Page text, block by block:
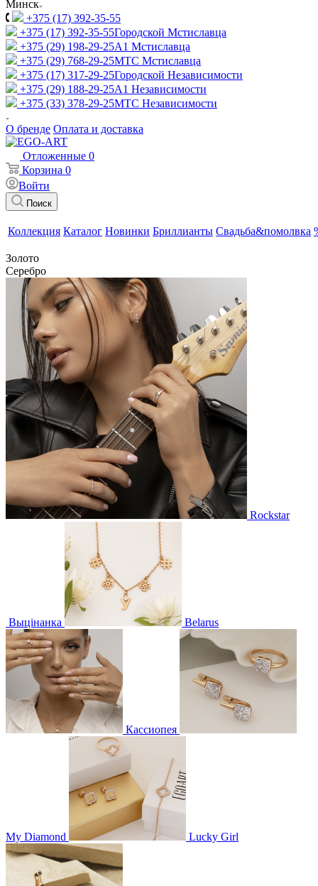
Минск
+375 (17) 392-35-55
+375 (17) 392-35-55Городской Мстиславца
+375 (29) 198-29-25A1 Мстиславца
+375 (29) 768-29-25МТС Мстиславца
+375 (17) 317-29-25Городской Независимости
+375 (29) 188-29-25A1 Независимости
+375 (33) 378-29-25МТС Независимости
О бренде Оплата и доставка
Отложенные 0
Корзина 0
Войти
Поиск
Коллекция Каталог Новинки Бриллианты Свадьба&помолвка
Золото
Серебро
Rockstar
Выцінанка Belarus
Кассиопея
My Diamond Lucky Girl